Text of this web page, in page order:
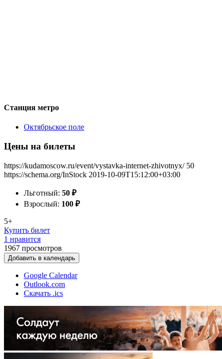
Станция метро
Октябрьское поле
Цены на билеты
https://kudamoscow.ru/event/vystavka-internet-zhivotnyx/ 50
https://schema.org/InStock 2019-10-09T15:12:00+03:00
Льготный: 50 ₽
Взрослый: 100 ₽
5+
Купить билет
1 нравится
1967 просмотров
Добавить в календарь
Google Calendar
Outlook.com
Скачать .ics